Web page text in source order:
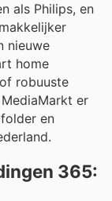
als Philips, en
nieuwe
home
robuuste
er
en
365: